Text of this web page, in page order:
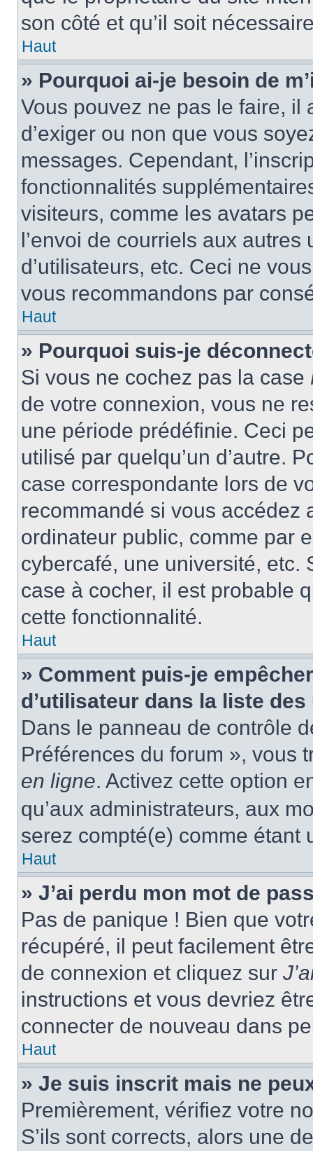
son côté et qu’il soit
Haut
» Pourquoi ai-je besoin de
Vous pouvez ne pas le faire, il
d’exiger ou non que vous
messages. Cependant,
fonctionnalités
visiteurs, comme les avatars
l’envoi de courriels aux
d’utilisateurs, etc. Ceci ne
vous recommandons par
Haut
» Pourquoi suis-je
Si vous ne cochez pas la case
de votre connexion, vous ne
une période prédéfinie. Ceci
utilisé par quelqu’un d’autre.
case correspondante lors de
recommandé si vous accédez
ordinateur public, comme par
cybercafé, une université, etc.
case à cocher, il est probable
cette fonctionnalité.
Haut
» Comment puis-je
d’utilisateur dans la liste
Dans le panneau de contrôle
Préférences du forum », vous
en ligne. Activez cette option
qu’aux administrateurs, aux
serez compté(e) comme étant
Haut
» J’ai perdu mon mot de
Pas de panique ! Bien que
récupéré, il peut facilement
de connexion et cliquez sur
instructions et vous devriez
connecter de nouveau dans
Haut
» Je suis inscrit mais ne
Premièrement, vérifiez votre
S’ils sont corrects, alors une